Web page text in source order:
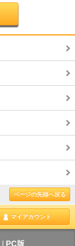
ページの先頭へ戻る
マイアカウント
PC版